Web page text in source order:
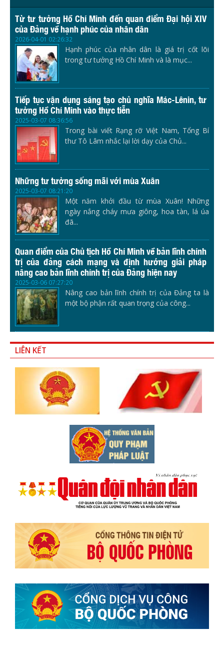
Từ tư tưởng Hồ Chí Minh đến quan điểm Đại hội XIV
của Đảng về hạnh phúc của nhân dân
2026-04-01 02:26:32
Hạnh phúc của nhân dân là giá trị cốt lõi
trong tư tưởng Hồ Chí Minh và là mục...
Tiếp tục vận dụng sáng tạo chủ nghĩa Mác-Lênin, tư
tưởng Hồ Chí Minh vào thực tiễn
2025-03-07 08:36:56
Trong bài viết Rạng rỡ Việt Nam, Tổng Bí
thư Tô Lâm nhắc lại lời dạy của Chủ...
Những tư tưởng sống mãi với mùa Xuân
2025-03-07 08:21:20
Một năm khởi đầu từ mùa Xuân! Những
ngày nắng cháy mưa giông, hoa tàn, lá úa
đã...
Quan điểm của Chủ tịch Hồ Chí Minh về bản lĩnh chính
trị của đảng cách mạng và định hướng giải pháp
nâng cao bản lĩnh chính trị của Đảng hiện nay
2025-03-06 07:27:20
Nâng cao bản lĩnh chính trị của Đảng ta là
một bộ phận rất quan trọng của công...
LIÊN KẾT